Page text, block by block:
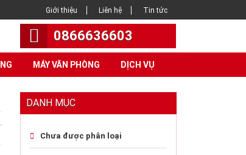
Giới thiệu Liên hệ Tin tức
0866636603
MÁY VĂN PHÒNG DỊCH VỤ
DANH MỤC
Chưa được phân loại